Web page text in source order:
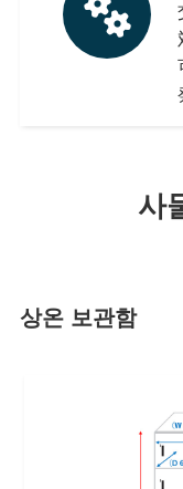
사
상온 보관함